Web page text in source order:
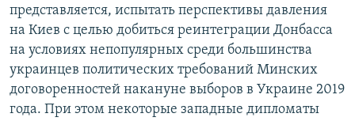
представляется, испытать перспективы давления
на Киев с целью добиться реинтеграции Донбасса
на условиях непопулярных среди большинства
украинцев политических требований Минских
договоренностей накануне выборов в Украине 2019
года. При этом некоторые западные дипломаты